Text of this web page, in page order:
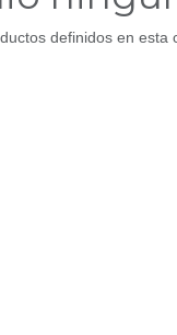
definidos en esta